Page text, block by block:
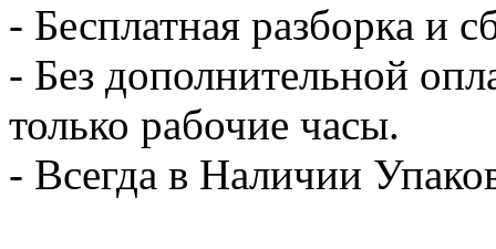
- Бесплатная разборка и
- Без дополнительной
только рабочие часы.
- Всегда в Наличии